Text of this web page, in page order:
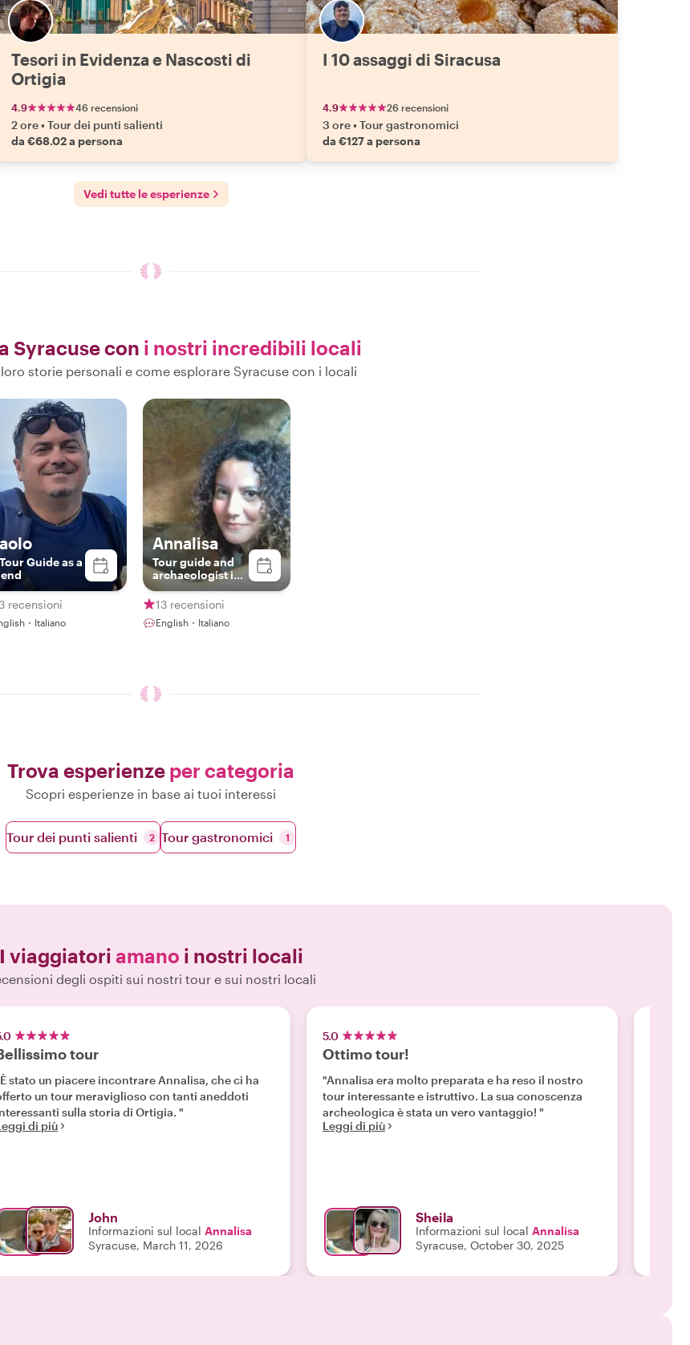
Tesori in Evidenza e Nascosti di
Ortigia
4.9 46 recensioni
2 ore•Tour dei punti salienti
da €68.02 a persona
I 10 assaggi di Siracusa
4.9 26 recensioni
3 ore•Tour gastronomici
da €127 a persona
Vedi tutte le esperienze
Syracuse con i nostri incredibili locali
storie personali e come esplorare Syracuse con i locali
Guide as a
recensioni
・Italiano
Annalisa
Tour guide and
archaeologist in
Sicily
13 recensioni
English・Italiano
Trova esperienze per categoria
Scopri esperienze in base ai tuoi interessi
Tour dei punti salienti 2 Tour gastronomici 1
I viaggiatori amano i nostri locali
degli ospiti sui nostri tour e sui nostri locali
tour
stato un piacere incontrare Annalisa, che ci ha
un tour meraviglioso con tanti aneddoti
interessanti sulla storia di Ortigia. "
di più
John
Informazioni sul local Annalisa
Syracuse, March 11, 2026
5.0
Ottimo tour!
"Annalisa era molto preparata e ha reso il nostro
tour interessante e istruttivo. La sua conoscenza
archeologica è stata un vero vantaggio! "
Leggi di più
Sheila
Informazioni sul local Annalisa
Syracuse, October 30, 2025